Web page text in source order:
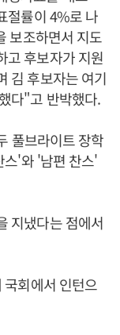
절률이 4%로 나
보조하면서 지도
고 후보자가 지원
김 후보자는 여기
다"고 반박했다.
풀브라이트 장학
스'와 '남편 찬스'
지냈다는 점에서
회에서 인턴으